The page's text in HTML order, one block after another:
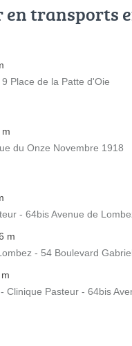
en transports
Place de la Patte d'Oie
du Onze Novembre 1918
- 64bis Avenue de
m
- 54 Boulevard
Clinique Pasteur - 64bis